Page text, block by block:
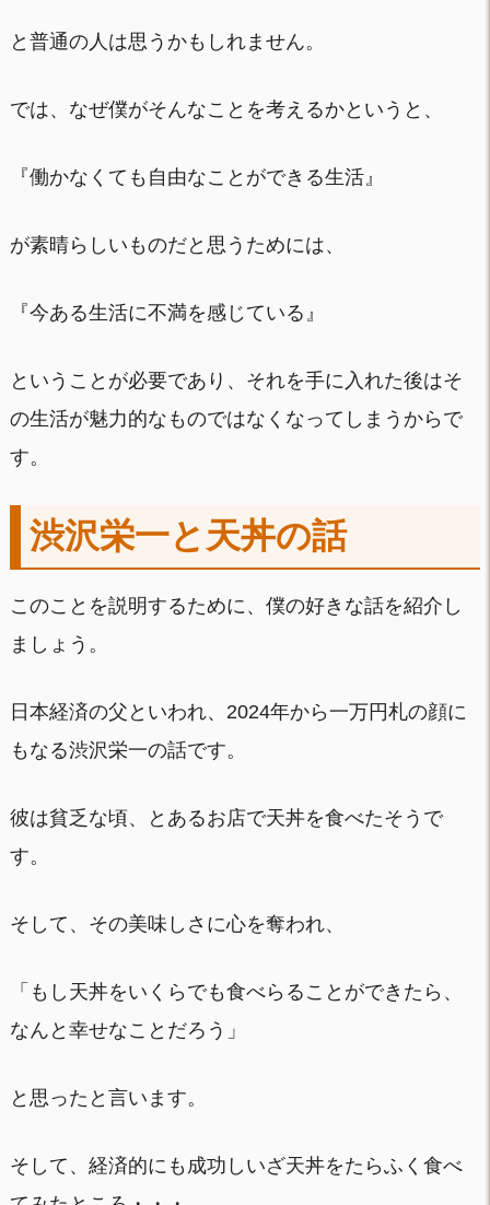
と普通の人は思うかもしれません。
では、なぜ僕がそんなことを考えるかというと、
『働かなくても自由なことができる生活』
が素晴らしいものだと思うためには、
『今ある生活に不満を感じている』
ということが必要であり、それを手に入れた後はそ
の生活が魅力的なものではなくなってしまうからで
す。
渋沢栄一と天丼の話
このことを説明するために、僕の好きな話を紹介し
ましょう。
日本経済の父といわれ、2024年から一万円札の顔に
もなる渋沢栄一の話です。
彼は貧乏な頃、とあるお店で天丼を食べたそうで
す。
そして、その美味しさに心を奪われ、
「もし天丼をいくらでも食べらることができたら、
なんと幸せなことだろう」
と思ったと言います。
そして、経済的にも成功しいざ天丼をたらふく食べ